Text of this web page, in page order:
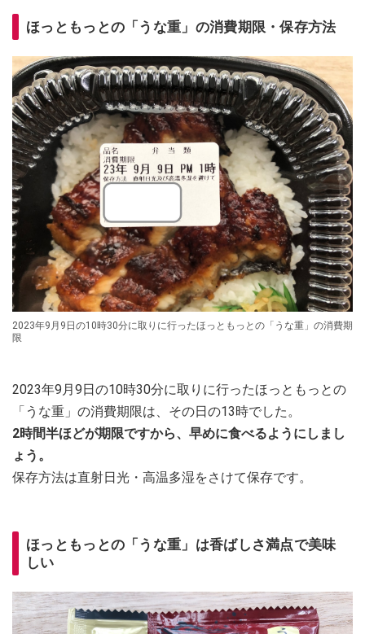
ほっともっとの「うな重」の消費期限・保存方法
2023年9月9日の10時30分に取りに行ったほっともっとの「うな重」の消費期
限
2023年9月9日の10時30分に取りに行ったほっともっとの
「うな重」の消費期限は、その日の13時でした。
2時間半ほどが期限ですから、早めに食べるようにしまし
ょう。
保存方法は直射日光・高温多湿をさけて保存です。
ほっともっとの「うな重」は香ばしさ満点で美味
しい